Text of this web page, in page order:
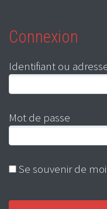
Connexion
Identifiant ou
Mot de passe
Se souvenir de moi